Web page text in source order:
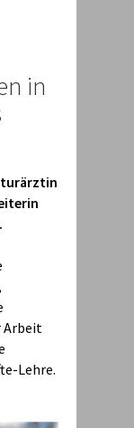
in
Arbeit
Lehre.